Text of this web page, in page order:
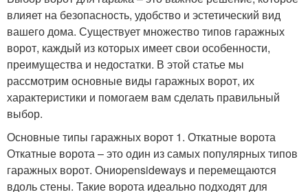
влияет на безопасность, удобство и эстетический вид
вашего дома. Существует множество типов гаражных
ворот, каждый из которых имеет свои особенности,
преимущества и недостатки. В этой статье мы
рассмотрим основные виды гаражных ворот, их
характеристики и помогаем вам сделать правильный
выбор.
Основные типы гаражных ворот 1. Откатные ворота
Откатные ворота – это один из самых популярных типов
гаражных ворот. Ониopensideways и перемещаются
вдоль стены. Такие ворота идеально подходят для